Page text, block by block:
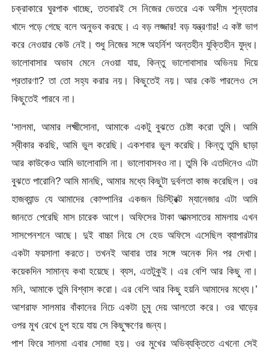
চক্রাকারে ঘুরপাক খাচ্ছে, ততবারই সে নিজের ভেতরে এক অসীম শূন্যতার
খাদে পড়ে গেছে বলে অনুভব করছে। এ বড় লজ্জার! বড় যন্ত্রণার! এ কষ্ট ভাগ
করে নেওয়ার কেউ নেই। শুধু নিজের সঙ্গে অহর্নিশ অন্তহীন যুক্তিহীন যুদ্ধ।
ভালোবাসার অভাব মেনে নেওয়া যায়, কিন্তু ভালোবাসার অভিনয় দিয়ে
প্রতারণা? তা তো সহ্য করার নয়। কিছুতেই নয়। আর কেউ পারলেও সে
কিছুতেই পারবে না।
‘সালমা, আমার লক্ষ্মীসোনা, আমাকে একটু বুঝতে চেষ্টা করো তুমি। আমি
স্বীকার করছি, আমি ভুল করেছি। একশবার ভুল করেছি। কিন্তু তুমি ছাড়া
আর কাউকেও আমি ভালোবাসি না। ভালোবাসবও না। তুমি কি এতদিনেও এটা
বুঝতে পারোনি? আমি মানছি, আমার মধ্যে কিছুটা দুর্বলতা কাজ করেছিল। ওর
হাজব্যান্ড যে আমাদের কোম্পানির একজন ডিস্ট্রিক্ট ম্যানেজার এটা আমি
জানতে পেরেছি মাস চারেক আগে। অফিসের টাকা আত্মসাতের মামলায় এখন
সাসপেনশনে আছে। দুই বাচ্চা নিয়ে সে হেড অফিসে এসেছিল ব্যাপারটার
একটা ফয়সালা করতে। তখনই আবার তার সঙ্গে অনেক দিন পর দেখা।
কয়েকদিন সামান্য কথা হয়েছে। ব্যস, এতটুকুই। এর বেশি আর কিছু না।
মনি, আমাকে তুমি বিশ্বাস করো। এর বেশি আর কিছু হয়নি আমাদের মধ্যে।’
আশরাফ সালমার বাঁকানের নিচে একটা চুমু দেয় আলতো করে। ওর ঘাড়ের
ওপর মুখ রেখে চুপ হয়ে যায় সে কিছুক্ষণের জন্য।
পাশ ফিরে সালমা এবার সোজা হয়। ওর মুখের অভিব্যক্তিতে এখনো সেই